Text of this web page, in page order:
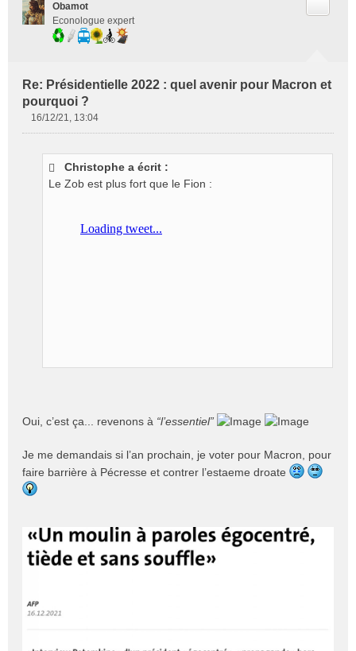
Obamot
Econologue expert
Re: Présidentielle 2022 : quel avenir pour Macron et
pourquoi ?
16/12/21, 13:04
Christophe a écrit :
Le Zob est plus fort que le Fion :
Oui, c’est ça... revenons à “l’essentiel”
Je me demandais si l’an prochain, je voter pour Macron, pour
faire barrière à Pécresse et contrer l’estaeme droate